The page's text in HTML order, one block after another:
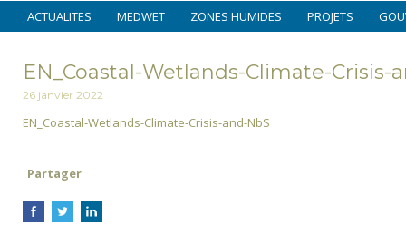
ACTUALITES MEDWET ZONES HUMIDES PROJETS
EN_Coastal-Wetlands-Climate-Crisis-
26 janvier 2022
EN_Coastal-Wetlands-Climate-Crisis-and-NbS
Partager